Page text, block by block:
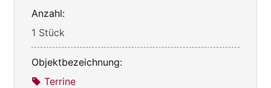
Anzahl:
1 Stück
Objektbezeichnung:
Terrine